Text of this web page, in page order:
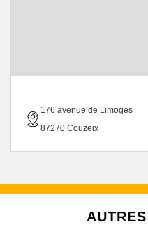
176 avenue de Limoges
87270 Couzeix